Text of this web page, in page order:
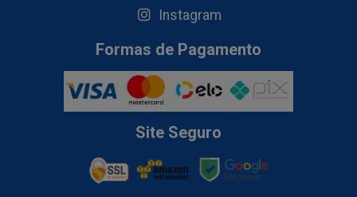
Instagram
Formas de Pagamento
Site Seguro